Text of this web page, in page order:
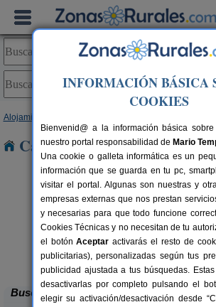
Alojamientos
Casas Rurales cerca de
Casa Ameneiros
Sanxenxo (Pontevedra)
Buscar
INFORMACIÓN BÁSICA
COOKIES
Bienvenid@ a la información básica
nuestro portal responsabilidad de Mario
Una cookie o galleta informática es un
información que se guarda en tu pc,
visitar el portal. Algunas son nuestras y
empresas externas que nos prestan
y necesarias para que todo funcione
Cookies Técnicas y no necesitan de tu
el botónAceptar activarás el resto de
publicitarias), personalizadas según tus
publicidad ajustada a tus búsquedas.
desactivarlas por completo pulsando el
elegir su activación/desactivación desde